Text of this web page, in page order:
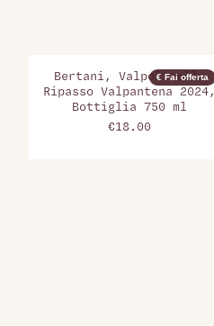
€ Fai offerta
Bertani, Valpolicella
Ripasso Valpantena 2024,
Bottiglia 750 ml
€18.00